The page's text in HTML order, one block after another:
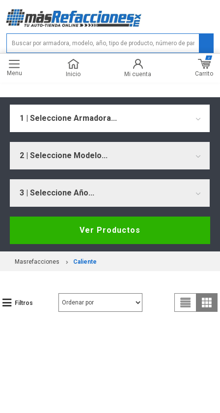
Menu Inicio Mi cuenta Carrito
0
1 | Seleccione Armadora...
2 | Seleccione Modelo...
3 | Seleccione Año...
Ver Productos
Masrefacciones Caliente
Filtros